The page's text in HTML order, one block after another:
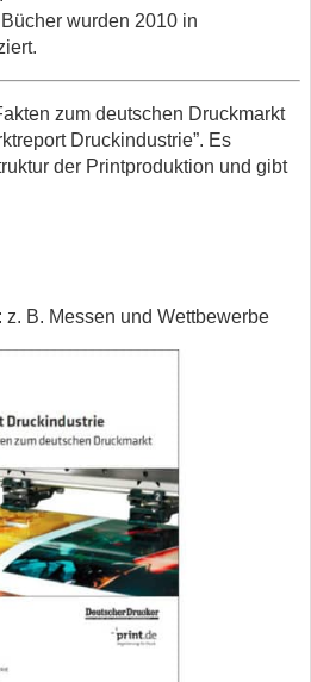
wurden 2010 in
zum deutschen Druckmarkt
Druckindustrie”. Es
der Printproduktion und gibt
B. Messen und Wettbewerbe